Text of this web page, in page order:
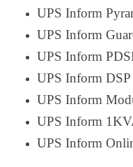
UPS Inform
UPS Inform
UPS Inform
UPS Inform DSP
UPS Inform
UPS Inform
UPS Inform